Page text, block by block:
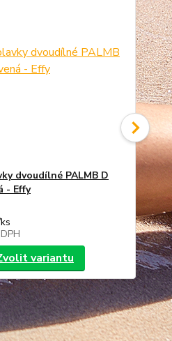
dvoudílné PALMB D
- Effy
ks
variantu